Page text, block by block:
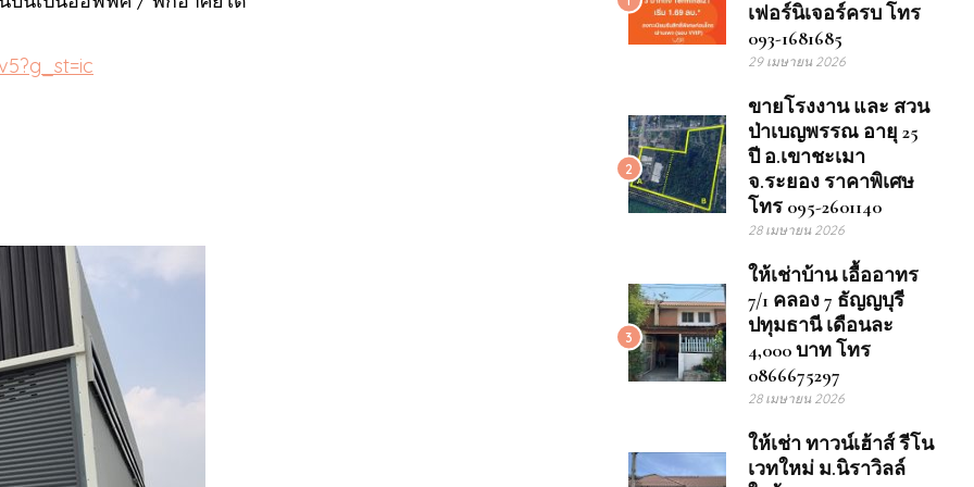
เฟอร์นิเจอร์ครบ โทร
093-1681685
29 เมษายน 2026
2
ขายโรงงาน และ สวน
ป่าเบญพรรณ อายุ 25
ปี อ.เขาชะเมา
จ.ระยอง ราคาพิเศษ
โทร 095-2601140
28 เมษายน 2026
3
ให้เช่าบ้าน เอื้ออาทร
7/1 คลอง 7 ธัญญบุรี
ปทุมธานี เดือนละ
4,000 บาท โทร
0866675297
28 เมษายน 2026
ให้เช่า ทาวน์เฮ้าส์ รีโน
เวทใหม่ ม.นิราวิลล์